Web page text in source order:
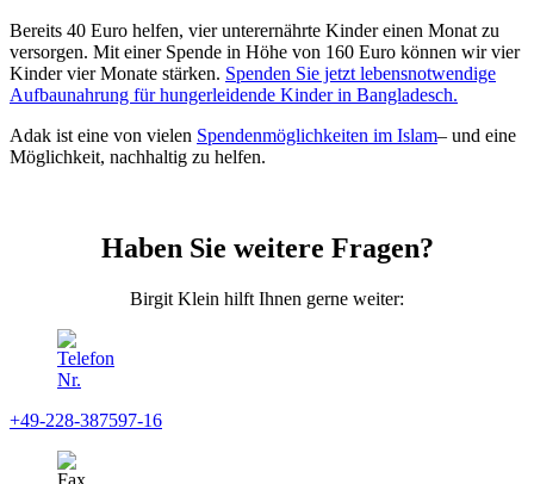
Bereits 40 Euro helfen, vier unterernährte Kinder einen Monat zu
versorgen. Mit einer Spende in Höhe von 160 Euro können wir vier
Kinder vier Monate stärken. Spenden Sie jetzt lebensnotwendige
Aufbaunahrung für hungerleidende Kinder in Bangladesch.
Adak ist eine von vielen Spendenmöglichkeiten im Islam– und eine
Möglichkeit, nachhaltig zu helfen.
Haben Sie weitere Fragen?
Birgit Klein hilft Ihnen gerne weiter:
+49-228-387597-16